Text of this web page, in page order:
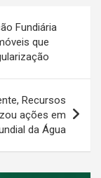
Fundiária
que
Recursos
ações em
da Água